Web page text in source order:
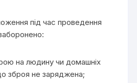
під час проведення
на людину чи домашніх
зброя не заряджена;